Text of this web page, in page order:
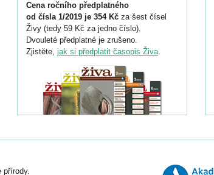
Cena ročního předplatného
od čísla 1/2019 je 354 Kč za šest čísel
Živy (tedy 59 Kč za jedno číslo).
Dvouleté předplatné je zrušeno.
Zjistěte, jak si předplatit časopis Živa.
přírody.